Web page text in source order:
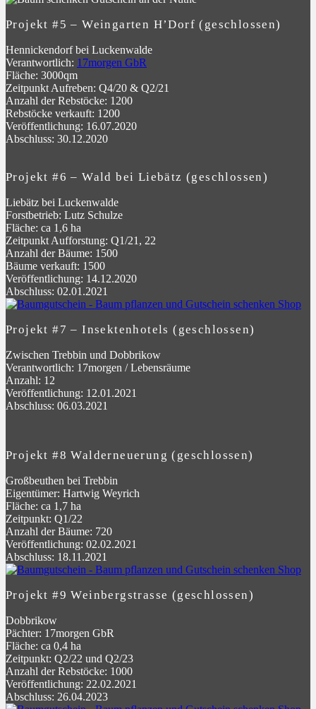
Projekt #5 – Weingarten H’Dorf (geschlossen)
Hennickendorf bei Luckenwalde
Verantwortlich: 17morgen GbR
Fläche: 3000qm
Zeitpunkt Aufreben: Q4/20 & Q2/21
Anzahl der Rebstöcke: 1200
Rebstöcke verkauft: 1200
Veröffentlichung: 16.07.2020
Abschluss: 30.12.2020
Projekt #6 – Wald bei Liebätz (geschlossen)
Liebätz bei Luckenwalde
Forstbetrieb: Lutz Schulze
Fläche: ca 1,6 ha
Zeitpunkt Aufforstung: Q1/21, 22
Anzahl der Bäume: 1500
Bäume verkauft: 1500
Veröffentlichung: 14.12.2020
Abschluss: 02.01.2021
Projekt #7 – Insektenhotels (geschlossen)
Zwischen Trebbin und Dobbrikow
Verantwortlich: 17morgen / Lebensräume
Anzahl: 12
Veröffentlichung: 12.01.2021
Abschluss: 06.03.2021
Projekt #8 Walderneuerung (geschlossen)
Großbeuthen bei Trebbin
Eigentümer: Hartwig Weyrich
Fläche: ca 1,7 ha
Zeitpunkt: Q1/22
Anzahl der Bäume: 720
Veröffentlichung: 02.02.2021
Abschluss: 18.11.2021
Projekt #9 Weinbergstrasse (geschlossen)
Dobbrikow
Pächter: 17morgen GbR
Fläche: ca 0,4 ha
Zeitpunkt: Q2/22 und Q2/23
Anzahl der Rebstöcke: 1000
Veröffentlichung: 22.02.2021
Abschluss: 26.04.2023